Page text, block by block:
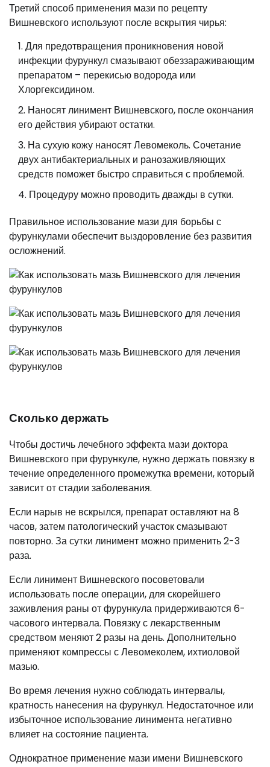
Третий способ применения мази по рецепту
Вишневского используют после вскрытия чирья:
Для предотвращения проникновения новой
инфекции фурункул смазывают обеззараживающим
препаратом – перекисью водорода или
Хлоргексидином.
Наносят линимент Вишневского, после окончания
его действия убирают остатки.
На сухую кожу наносят Левомеколь. Сочетание
двух антибактериальных и ранозаживляющих
средств поможет быстро справиться с проблемой.
Процедуру можно проводить дважды в сутки.
Правильное использование мази для борьбы с
фурункулами обеспечит выздоровление без развития
осложнений.
Сколько держать
Чтобы достичь лечебного эффекта мази доктора
Вишневского при фурункуле, нужно держать повязку в
течение определенного промежутка времени, который
зависит от стадии заболевания.
Если нарыв не вскрылся, препарат оставляют на 8
часов, затем патологический участок смазывают
повторно. За сутки линимент можно применить 2-3
раза.
Если линимент Вишневского посоветовали
использовать после операции, для скорейшего
заживления раны от фурункула придерживаются 6-
часового интервала. Повязку с лекарственным
средством меняют 2 разы на день. Дополнительно
применяют компрессы с Левомеколем, ихтиоловой
мазью.
Во время лечения нужно соблюдать интервалы,
кратность нанесения на фурункул. Недостаточное или
избыточное использование линимента негативно
влияет на состояние пациента.
Однократное применение мази имени Вишневского